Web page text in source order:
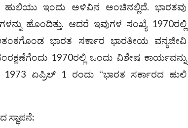
ಹುಲಿಯು ಇಂದು ಅಳಿವಿನ ಅಂಚಿನಲ್ಲಿದೆ. ಭಾರತವು
ಹೊಂದಿತ್ತು. ಆದರೆ ಇವುಗಳ ಸಂಖ್ಯೆ 1970ರಲ್ಲಿ
ಭಾರತ ಸರ್ಕಾರ ಭಾರತೀಯ ವನ್ಯಜೀವಿ
1970ರಲ್ಲಿ ಒಂದು ವಿಶೇಷ ಕಾರ್ಯವನ್ನು
ಏಪ್ರಿಲ್ 1 ರಂದು ʻʻಭಾರತ ಸರ್ಕಾರದ ಹುಲಿ
ಸ್ಥಾಪನೆ: